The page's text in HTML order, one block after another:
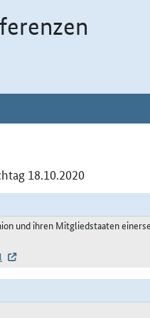
18.10.2020
und ihren Mitgliedstaaten